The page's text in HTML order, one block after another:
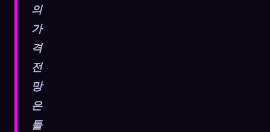
의
가
격
전
망
은
틀
☁️